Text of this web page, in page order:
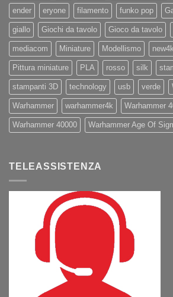
ender eryone filamento funko pop
giallo Giochi da tavolo Gioco da tavolo
mediacom Miniature Modellismo new4k
Pittura miniature PLA rosso silk
stampanti 3D technology usb verde
Warhammer warhammer4k Warhammer
Warhammer 40000 Warhammer Age Of
TELEASSISTENZA